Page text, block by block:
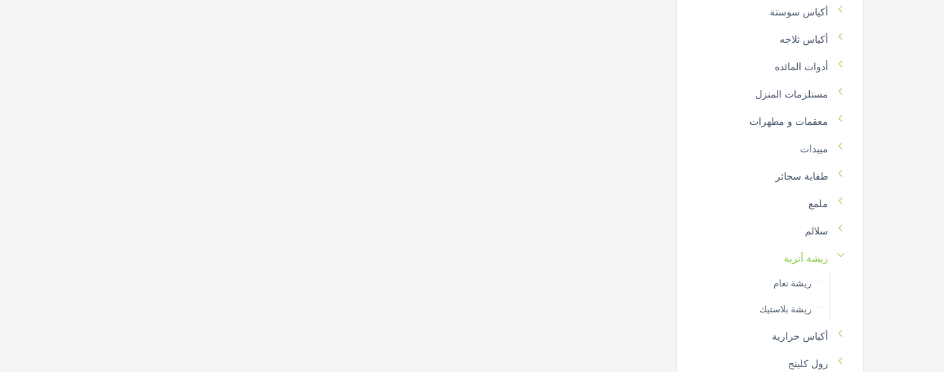
أكياس سوستة
أكياس ثلاجه
أدوات المائده
مستلزمات المنزل
معقمات و مطهرات
مبيدات
طفاية سجائر
ملمع
سلالم
ريشة أتربة
ريشة نعام
ريشة بلاستيك
أكياس حرارية
رول كلينج